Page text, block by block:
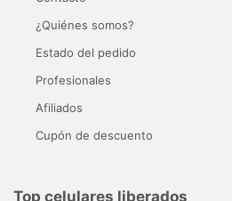
¿Quiénes somos?
Estado del pedido
Profesionales
Afiliados
Cupón de descuento
Top celulares liberados